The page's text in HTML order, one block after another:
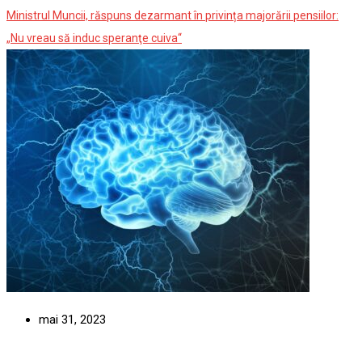
Ministrul Muncii, răspuns dezarmant în privința majorării pensiilor:
„Nu vreau să induc speranţe cuiva“
mai 31, 2023